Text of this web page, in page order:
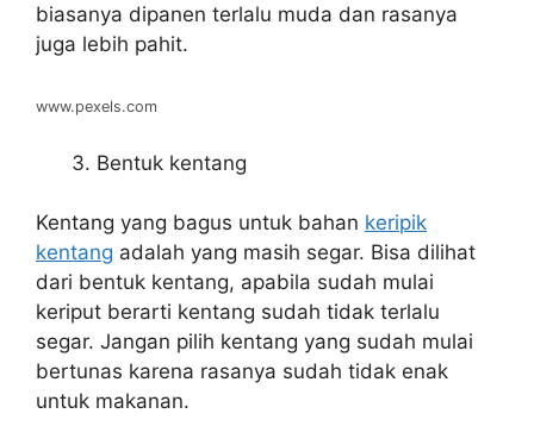
biasanya dipanen terlalu muda dan rasanya
juga lebih pahit.
www.pexels.com
Bentuk kentang
Kentang yang bagus untuk bahan keripik
kentang adalah yang masih segar. Bisa dilihat
dari bentuk kentang, apabila sudah mulai
keriput berarti kentang sudah tidak terlalu
segar. Jangan pilih kentang yang sudah mulai
bertunas karena rasanya sudah tidak enak
untuk makanan.